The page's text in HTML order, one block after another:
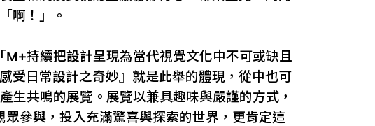
啊！」。
M+持續把設計呈現為當代視覺文化中不可或缺且
受日常設計之奇妙』就是此舉的體現，從中也可
生共鳴的展覽。展覽以兼具趣味與嚴謹的方式，
參與，投入充滿驚喜與探索的世界，更肯定這